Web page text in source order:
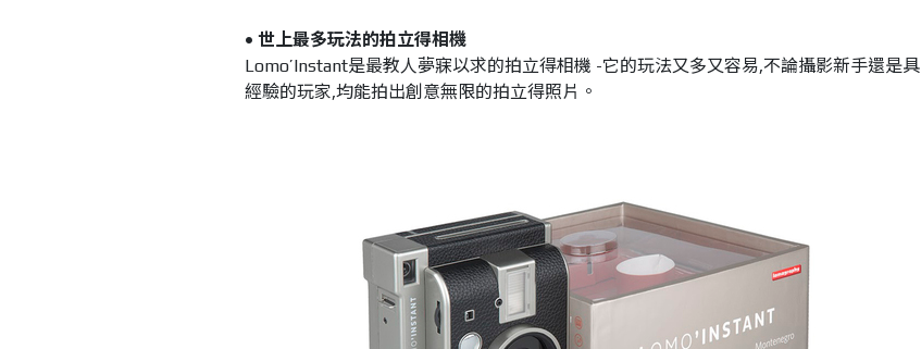
• 世上最多玩法的拍立得相機
Lomo’Instant是最教人夢寐以求的拍立得相機 -它的玩法又多又容易,不論攝影新手還是具
經驗的玩家,均能拍出創意無限的拍立得照片。